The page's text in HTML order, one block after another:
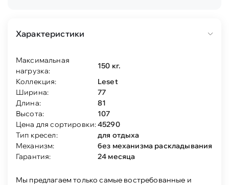
Характеристики
Максимальная
нагрузка:
150 кг.
Коллекция:
Leset
Ширина:
77
Длина:
81
Высота:
107
Цена для сортировки:45290
Тип кресел:
для отдыха
Механизм:
без механизма раскладывания
Гарантия:
24 месяца
Мы предлагаем только самые востребованные и